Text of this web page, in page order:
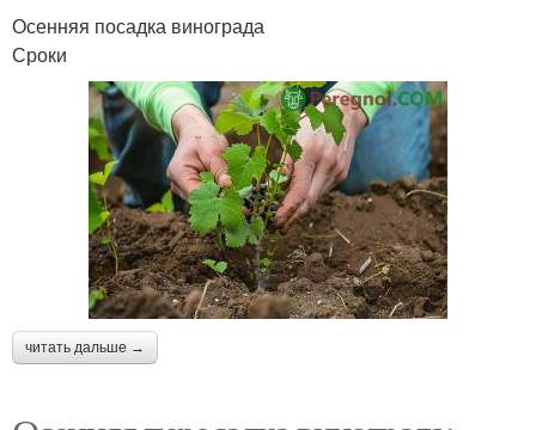
Осенняя посадка винограда
Сроки
читать дальше →